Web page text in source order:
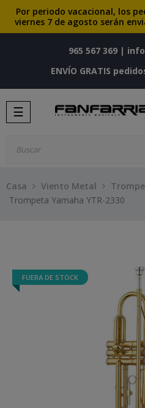
Por periodo vacacional, los
viernes 7 de agosto serán
965 567 369|
ENVÍO GRATIS
Navegación
de
☰
Casa Viento Metal
Trompeta Yamaha YTR-2330
FUERA DE STOCK